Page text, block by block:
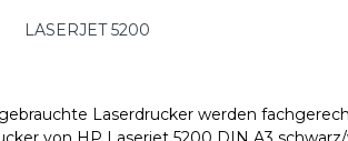
LASERJET 5200
Laserdrucker werden